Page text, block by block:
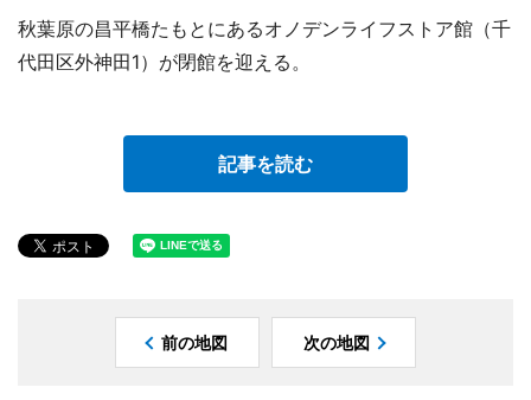
秋葉原の昌平橋たもとにあるオノデンライフストア館（千
代田区外神田1）が閉館を迎える。
記事を読む
前の地図 次の地図